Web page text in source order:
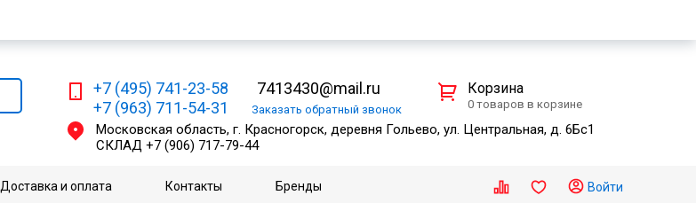
+7 (495) 741-23-58
+7 (963) 711-54-31
7413430@mail.ru
Заказать обратный звонок
Московская область, г. Красногорск, деревня Гольево, ул. Центральная, д. 6Бс1
СКЛАД +7 (906) 717-79-44
Корзина
0 товаров в корзине
Доставка и оплата Контакты Бренды Войти